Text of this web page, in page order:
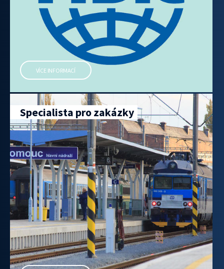
VÍCE INFORMACÍ
Specialista pro zakázky